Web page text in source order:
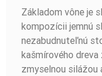
Základom vône je
kompozícii jemnú
nezabudnuteľnú
kašmírového dreva
zmyselnou silážou